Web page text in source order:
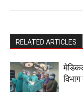
RELATED ARTICLES